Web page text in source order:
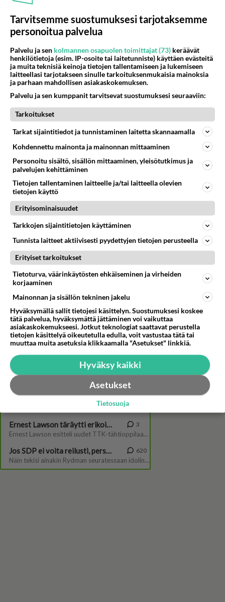
TV-leffa: American Hustle - Ei
botoxia, vaan permiksiä -
Cooleimmat discosiskot ja
karjut kuvissa
PARAS LEFFA IKINÄ
Putous- ja Kolmistaan-ohjaaja
Samuli Valkama: "Se nauratti,
kosketti ja oli jännittävää"
Tarvitsemme suostumuksesi tarjotaksemme
personoitua palvelua
Palvelu ja sen kolmannen osapuolen toimittajat (73) keräävät
henkilötietoja (esim. IP-osoite tai laitetunniste) käyttäen evästeitä
ja muita teknisiä keinoja tietojen tallentamiseen ja lukemiseen
laitteellasi tarjotakseen sinulle tarkoituksenmukaisia mainoksia
ja parhaan mahdollisen asiakaskokemuksen.
Palvelu ja sen kumppanit tarvitsevat suostumuksesi seuraaviin:
Tarkoitukset
Tarkat sijaintitiedot ja tunnistaminen laitetta skannaamalla
Kohdennettu mainonta ja mainonnan mittaaminen
Personoitu sisältö, sisällön mittaaminen, yleisötutkimus ja
palvelujen kehittäminen
Tietojen tallentaminen laitteelle ja/tai laitteella olevien
tietojen käyttö
Erityisominaisuudet
Tarkkojen sijaintitietojen käyttäminen
Tunnista laitteet aktiivisesti pyydettyjen tietojen perusteella
Erityiset tarkoitukset
Tietoturva, väärinkäytösten ehkäiseminen ja virheiden
korjaaminen
Mainonnan ja sisällön tekninen jakelu
Hyväksymällä sallit tietojesi käsittelyn. Suostumuksesi koskee
tätä palvelua, hyväksymättä jättäminen voi vaikuttaa
asiakaskokemukseesi. Jotkut teknologiat saattavat perustella
tietojen käsittelyä oikeutetulla edulla, voit vastustaa tätä tai
muuttaa muita asetuksia klikkaamalla "Asetukset" linkkiä.
Hyväksy kaikki
Asetukset
Tietosuoja